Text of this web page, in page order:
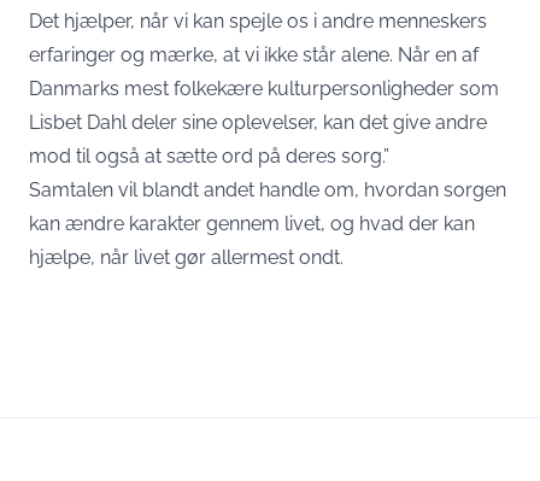
Det hjælper, når vi kan spejle os i andre menneskers
erfaringer og mærke, at vi ikke står alene. Når en af
Danmarks mest folkekære kulturpersonligheder som
Lisbet Dahl deler sine oplevelser, kan det give andre
mod til også at sætte ord på deres sorg.”
Samtalen vil blandt andet handle om, hvordan sorgen
kan ændre karakter gennem livet, og hvad der kan
hjælpe, når livet gør allermest ondt.